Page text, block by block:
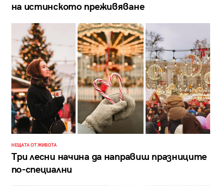
на истинското преживяване
НЕЩАТА ОТ ЖИВОТА
Три лесни начина да направиш празниците
по-специални